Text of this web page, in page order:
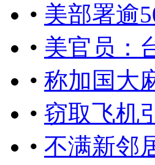
• 美部署逾
• 美官员：
• 称加国大
• 窃取飞机
• 不满新邻